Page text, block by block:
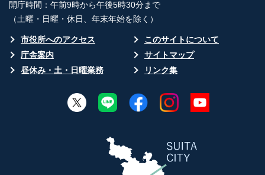
開庁時間：午前9時から午後5時30分まで
（土曜・日曜・休日、年末年始を除く）
市役所へのアクセス
このサイトについて
庁舎案内
サイトマップ
昼休み・土・日曜業務
リンク集